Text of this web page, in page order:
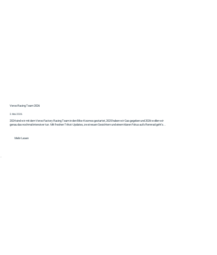
Veroo Racing Team 2026
3. Mai 2026
2024 sind wir mit dem Veroo Factory Racing Team in den Bike-Kosmos gestartet, 2025 haben wir Gas gegeben und 2026 wollen wir
genau das nochmal intensiver tun. Mit freshen Trikot-Updates, zwei neuen Gesichtern und einem klaren Fokus aufs Rennrad geht's...
Mehr Lesen